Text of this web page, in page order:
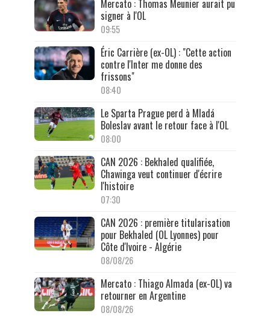
Mercato : Thomas Meunier aurait pu
signer à l'OL
09:55
Éric Carrière (ex-OL) : "Cette action
contre l'Inter me donne des
frissons"
08:40
Le Sparta Prague perd à Mladá
Boleslav avant le retour face à l'OL
08:00
CAN 2026 : Bekhaled qualifiée,
Chawinga veut continuer d'écrire
l'histoire
07:30
CAN 2026 : première titularisation
pour Bekhaled (OL Lyonnes) pour
Côte d'Ivoire - Algérie
08/08/26
Mercato : Thiago Almada (ex-OL) va
retourner en Argentine
08/08/26